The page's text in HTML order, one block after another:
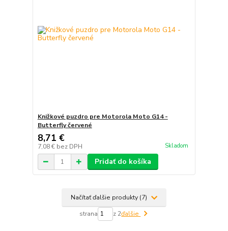
Knižkové puzdro pre Motorola Moto G14 -
Butterfly červené
8,71 €
7,08 € bez DPH Skladom
Pridať do košíka
Načítať ďalšie produkty (7)
strana z 2ďalšie